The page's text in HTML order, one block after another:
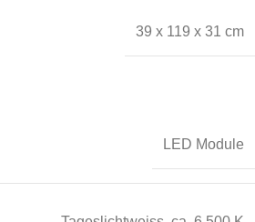
39 x 119 x 31 cm
LED Module